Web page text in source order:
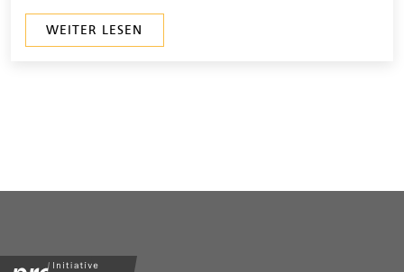
WEITER LESEN